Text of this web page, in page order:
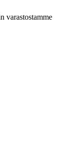
varastostamme